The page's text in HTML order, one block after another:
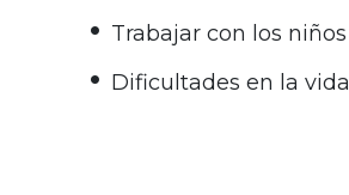
Trabajar con los niños
Dificultades en la vida